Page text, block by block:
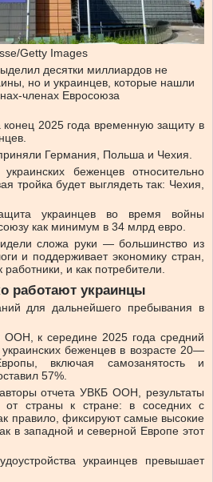
Getty Images
десятки миллиардов не
но и украинцев, которые нашли
членах Евросоюза
2025 года временную защиту в
Германия, Польша и Чехия.
беженцев относительно
тройка будет выглядеть так: Чехия,
украинцев во время войны
как минимум в 34 млрд евро.
сложа руки — большинство из
и поддерживает экономику стран,
работники, и как потребители.
работают украинцы
для дальнейшего пребывания в
к середине 2025 года средний
украинских беженцев в возрасте 20—
включая самозанятость и
57%.
отчета УВКБ ООН, результаты
от страны к стране: в соседних с
правило, фиксируют самые высокие
в западной и северной Европе этот
украинцев превышает